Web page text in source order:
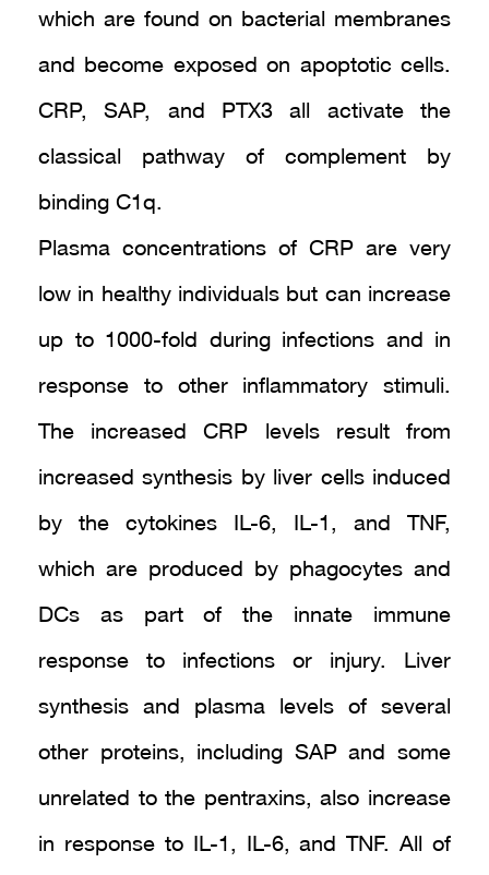
which are found on bacterial membranes
and become exposed on apoptotic cells.
CRP, SAP, and PTX3 all activate the
classical pathway of complement by
binding C1q.
Plasma concentrations of CRP are very
low in healthy individuals but can increase
up to 1000-fold during infections and in
response to other inflammatory stimuli.
The increased CRP levels result from
increased synthesis by liver cells induced
by the cytokines IL-6, IL-1, and TNF,
which are produced by phagocytes and
DCs as part of the innate immune
response to infections or injury. Liver
synthesis and plasma levels of several
other proteins, including SAP and some
unrelated to the pentraxins, also increase
in response to IL-1, IL-6, and TNF. All of